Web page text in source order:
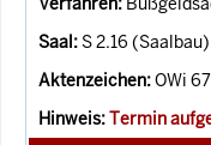
S 2.16 (Saalbau)
OWi
Termin